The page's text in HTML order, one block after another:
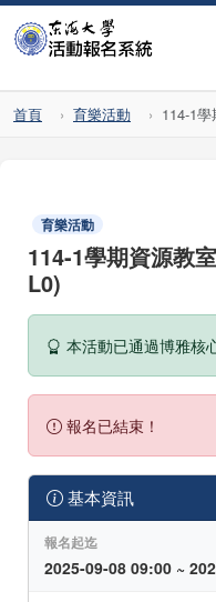
首頁 育樂活動 114-1
育樂活動
114-1學期資源教
L0)
本活動已通過博雅核
報名已結束！
基本資訊
報名起迄
2025-09-08 09:00 ~